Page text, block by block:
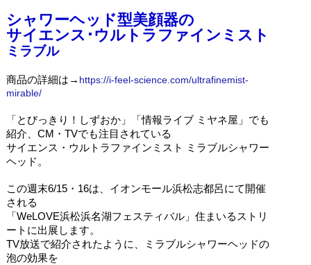
シャワーヘッド型美顔器の
サイエンス･ウルトラファインミスト
ミラブル
商品の詳細は→ https://i-feel-science.com/ultrafinemist-
mirable/
「とびっきり！しずおか」「情報ライブ ミヤネ屋」でも
紹介、 CM・TVでも注目されている
サイエンス・ウルトラファインミスト ミラブルシャワー
ヘッド。
この週末6/15・16は、イオンモール浜松志都呂にて開催
される
「WeLOVE浜松浜名湖フェスティバル」住まいるストリ
ートに出展します。
TV放送で紹介されたように、ミラブルシャワーヘッドの
泡の効果を